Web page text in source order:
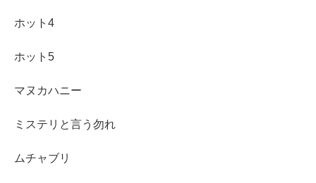
ホット4
ホット5
マヌカハニー
ミステリと言う勿れ
ムチャブリ